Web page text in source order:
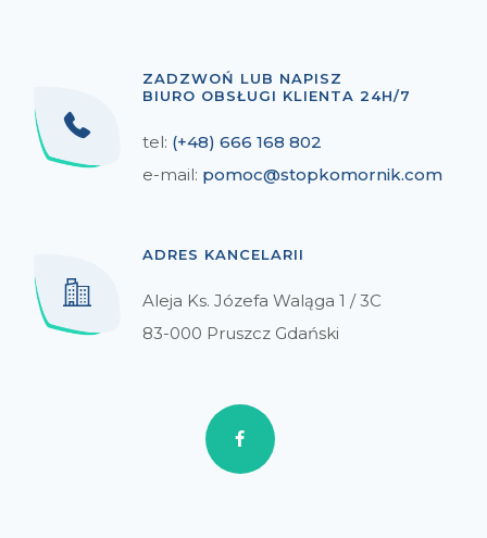
ZADZWOŃ LUB NAPISZ
BIURO OBSŁUGI KLIENTA 24H/7
tel: (+48) 666 168 802
e-mail: pomoc@stopkomornik.com
ADRES KANCELARII
Aleja Ks. Józefa Waląga 1 / 3C
83-000 Pruszcz Gdański